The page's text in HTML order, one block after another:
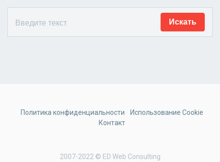
2007-2022 © ED Web Consulting
Политика конфиденциальности
Использование Cookie
Контакт